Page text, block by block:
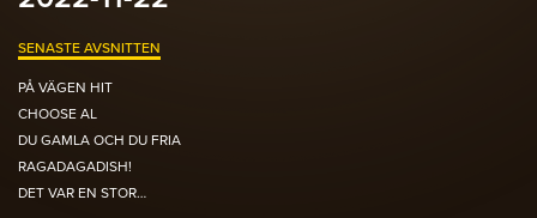
SENASTE AVSNITTEN
PÅ VÄGEN HIT
CHOOSE AL
DU GAMLA OCH DU FRIA
RAGADAGADISH!
DET VAR EN STOR…